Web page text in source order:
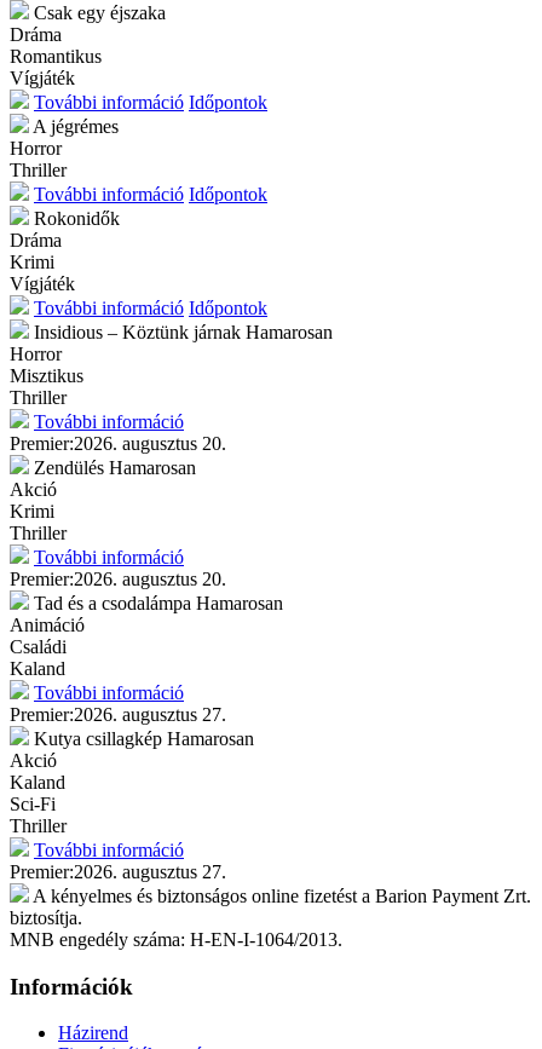
Csak egy éjszaka
Dráma
Romantikus
Vígjáték
További információ Időpontok
A jégrémes
Horror
Thriller
További információ Időpontok
Rokonidők
Dráma
Krimi
Vígjáték
További információ Időpontok
Insidious – Köztünk járnak Hamarosan
Horror
Misztikus
Thriller
További információ
Premier:2026. augusztus 20.
Zendülés Hamarosan
Akció
Krimi
Thriller
További információ
Premier:2026. augusztus 20.
Tad és a csodalámpa Hamarosan
Animáció
Családi
Kaland
További információ
Premier:2026. augusztus 27.
Kutya csillagkép Hamarosan
Akció
Kaland
Sci-Fi
Thriller
További információ
Premier:2026. augusztus 27.
A kényelmes és biztonságos online fizetést a Barion Payment Zrt.
biztosítja.
MNB engedély száma: H-EN-I-1064/2013.
Információk
Házirend